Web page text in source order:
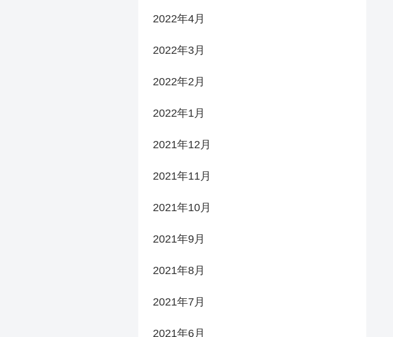
2022年4月
2022年3月
2022年2月
2022年1月
2021年12月
2021年11月
2021年10月
2021年9月
2021年8月
2021年7月
2021年6月